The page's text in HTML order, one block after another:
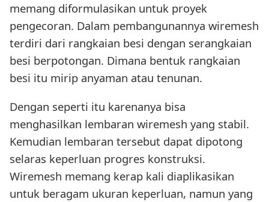
memang diformulasikan untuk proyek
pengecoran. Dalam pembangunannya wiremesh
terdiri dari rangkaian besi dengan serangkaian
besi berpotongan. Dimana bentuk rangkaian
besi itu mirip anyaman atau tenunan.
Dengan seperti itu karenanya bisa
menghasilkan lembaran wiremesh yang stabil.
Kemudian lembaran tersebut dapat dipotong
selaras keperluan progres konstruksi.
Wiremesh memang kerap kali diaplikasikan
untuk beragam ukuran keperluan, namun yang